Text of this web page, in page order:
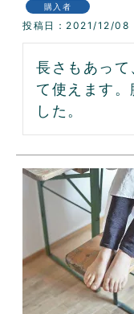
購入者
投稿日 2021/12/08
長さもあって
て使えます
した。